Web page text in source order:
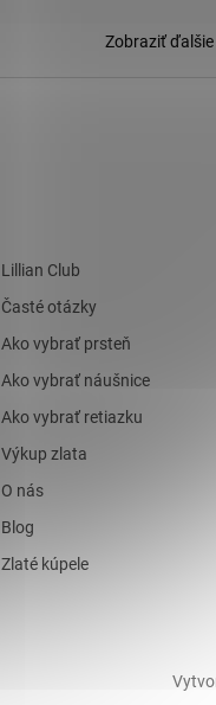
Zobraziť ďalšie
Lillian Club
Časté otázky
Ako vybrať prsteň
Ako vybrať náušnice
Ako vybrať retiazku
Výkup zlata
O nás
Blog
Zlaté kúpele